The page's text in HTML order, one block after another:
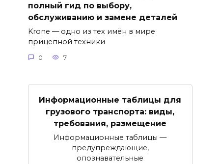
полный гид по выбору,
обслуживанию и замене деталей
Krone — одно из тех имён в мире
прицепной техники
0 7
Информационные таблицы для
грузового транспорта: виды,
требования, размещение
Информационные таблицы —
предупреждающие,
опознавательные